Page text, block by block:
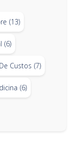
(13)
(6)
Custos (7)
(6)